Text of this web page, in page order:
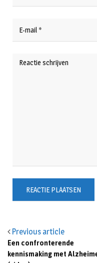
Previous article
Een confronterende
kennismaking met